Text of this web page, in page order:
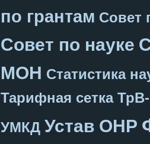
по грантам Совет
Совет по науке
МОН Статистика
Тарифная сетка
УМКД Устав ОНР